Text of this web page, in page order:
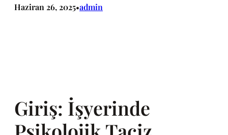
Haziran 26, 2025•admin
Giriş: İşyerinde